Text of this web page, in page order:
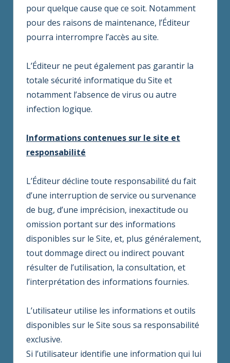
pour quelque cause que ce soit. Notamment
pour des raisons de maintenance, l’Éditeur
pourra interrompre l’accès au site.
L’Éditeur ne peut également pas garantir la
totale sécurité informatique du Site et
notamment l’absence de virus ou autre
infection logique.
Informations contenues sur le site et
responsabilité
L’Éditeur décline toute responsabilité du fait
d’une interruption de service ou survenance
de bug, d’une imprécision, inexactitude ou
omission portant sur des informations
disponibles sur le Site, et, plus généralement,
tout dommage direct ou indirect pouvant
résulter de l’utilisation, la consultation, et
l’interprétation des informations fournies.
L’utilisateur utilise les informations et outils
disponibles sur le Site sous sa responsabilité
exclusive.
Si l’utilisateur identifie une information qui lui